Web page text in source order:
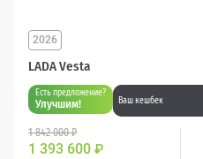
LADA Vesta
2026
Есть предложение?
Улучшим! Ваш кешбек
1 842 000 ₽
1 393 600 ₽